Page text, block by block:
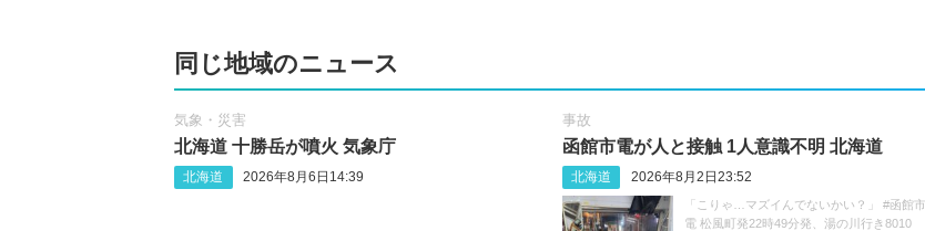
同じ地域のニュース
気象・災害
北海道 十勝岳が噴火 気象庁
北海道 2026年8月6日14:39
事故
函館市電が人と接触 1人意識不明 北海道
北海道 2026年8月2日23:52
「こりゃ…マズイんでないかい？」 #函館市
電 松風町発22時49分発、湯の川行き8010